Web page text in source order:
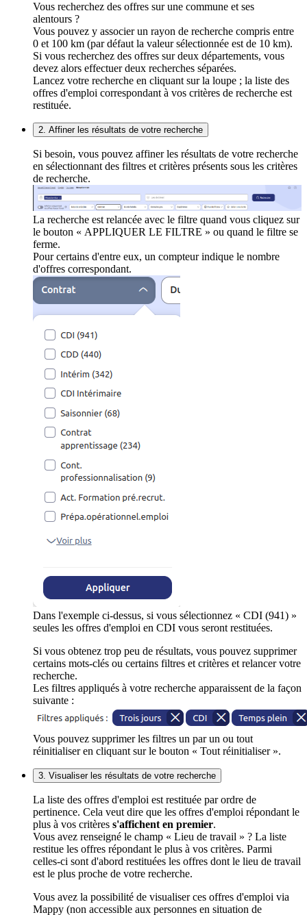
Vous recherchez des offres sur une commune et ses
alentours ?
Vous pouvez y associer un rayon de recherche compris entre
0 et 100 km (par défaut la valeur sélectionnée est de 10 km).
Si vous recherchez des offres sur deux départements, vous
devez alors effectuer deux recherches séparées.
Lancez votre recherche en cliquant sur la loupe ; la liste des
offres d'emploi correspondant à vos critères de recherche est
restituée.
2. Affiner les résultats de votre recherche
Si besoin, vous pouvez affiner les résultats de votre recherche
en sélectionnant des filtres et critères présents sous les critères
de recherche.
La recherche est relancée avec le filtre quand vous cliquez sur
le bouton « APPLIQUER LE FILTRE » ou quand le filtre se
ferme.
Pour certains d'entre eux, un compteur indique le nombre
d'offres correspondant.
Dans l'exemple ci-dessus, si vous sélectionnez « CDI (941) »
seules les offres d'emploi en CDI vous seront restituées.
Si vous obtenez trop peu de résultats, vous pouvez supprimer
certains mots-clés ou certains filtres et critères et relancer votre
recherche.
Les filtres appliqués à votre recherche apparaissent de la façon
suivante :
Vous pouvez supprimer les filtres un par un ou tout
réinitialiser en cliquant sur le bouton « Tout réinitialiser ».
3. Visualiser les résultats de votre recherche
La liste des offres d'emploi est restituée par ordre de
pertinence. Cela veut dire que les offres d'emploi répondant le
plus à vos critères s'affichent en premier.
Vous avez renseigné le champ « Lieu de travail » ? La liste
restitue les offres répondant le plus à vos critères. Parmi
celles-ci sont d'abord restituées les offres dont le lieu de travail
est le plus proche de votre recherche.
Vous avez la possibilité de visualiser ces offres d'emploi via
Mappy (non accessible aux personnes en situation de